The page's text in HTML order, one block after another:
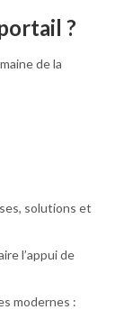
?
de la
solutions et
l’appui de
modernes :